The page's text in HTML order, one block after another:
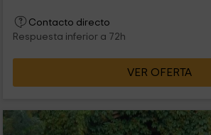
Contacto directo
Respuesta inferior a 72h
VER OFERTA